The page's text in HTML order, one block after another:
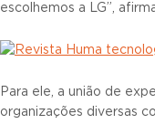
escolhemos a LG”,
Para ele, a união de
organizações diversas